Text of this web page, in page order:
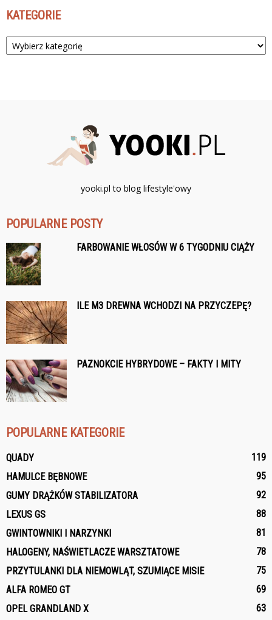
KATEGORIE
Kategorie
yooki.pl to blog lifestyle'owy
POPULARNE POSTY
FARBOWANIE WŁOSÓW W 6 TYGODNIU CIĄŻY
ILE M3 DREWNA WCHODZI NA PRZYCZEPĘ?
PAZNOKCIE HYBRYDOWE – FAKTY I MITY
POPULARNE KATEGORIE
QUADY
119
HAMULCE BĘBNOWE
95
GUMY DRĄŻKÓW STABILIZATORA
92
LEXUS GS
88
GWINTOWNIKI I NARZYNKI
81
HALOGENY, NAŚWIETLACZE WARSZTATOWE
78
PRZYTULANKI DLA NIEMOWLĄT, SZUMIĄCE MISIE
75
ALFA ROMEO GT
69
OPEL GRANDLAND X
63